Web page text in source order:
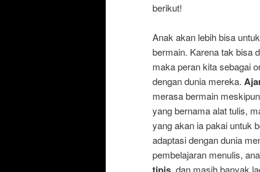
berikut!
Anak akan lebih bisa
bermain. Karena tak bisa
maka peran kita sebagai
dengan dunia mereka.
merasa bermain
yang bernama alat tulis,
yang akan ia pakai untuk
adaptasi dengan dunia
pembelajaran menulis,
, dan masih banyak